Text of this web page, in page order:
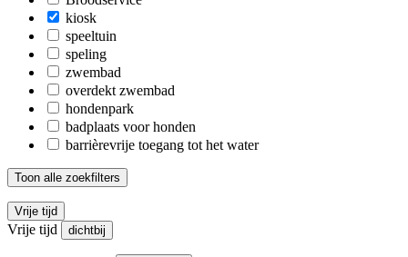
kiosk
speeltuin
speling
zwembad
overdekt zwembad
hondenpark
badplaats voor honden
barrièrevrije toegang tot het water
Toon alle zoekfilters
Vrije tijd
Vrije tijd dichtbij